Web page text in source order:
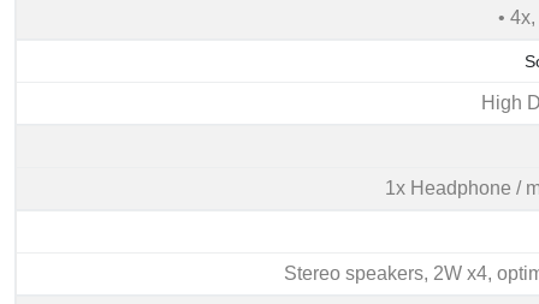
•
High
1x Headphone /
Stereo speakers, 2W x4,